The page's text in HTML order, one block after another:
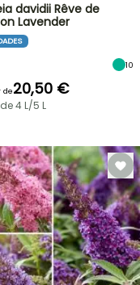
davidii Rêve de
Lavender
10
de20,50 €
4 L/5 L